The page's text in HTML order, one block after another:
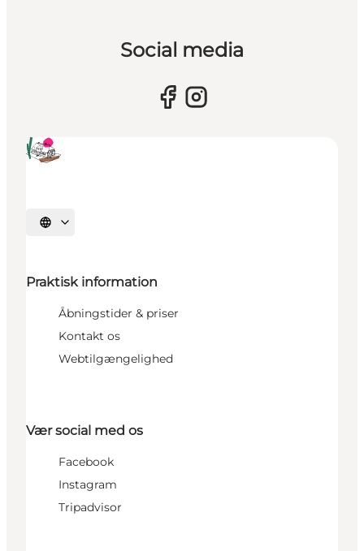
Social media
Vælg sprog
Praktisk information
Åbningstider & priser
Kontakt os
Webtilgængelighed
Vær social med os
Facebook
Instagram
Tripadvisor